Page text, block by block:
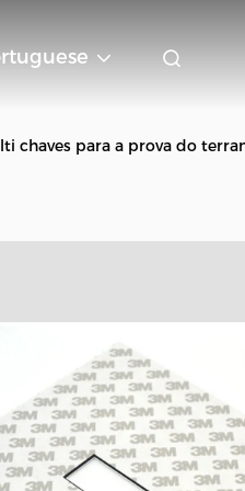
chaves para a prova do